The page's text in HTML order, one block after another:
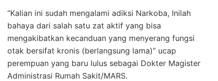
“Kalian ini sudah mengalami adiksi Narkoba, Inilah
bahaya dari salah satu zat aktif yang bisa
mengakibatkan kecanduan yang menyerang fungsi
otak bersifat kronis (berlangsung lama)” ucap
perempuan yang baru lulus sebagai Dokter Magister
Administrasi Rumah Sakit/MARS.